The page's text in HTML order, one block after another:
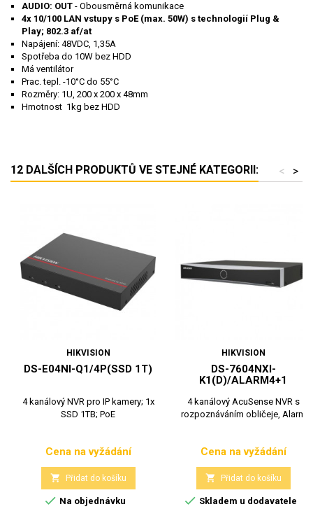
AUDIO: OUT - Obousměrná komunikace
4x 10/100 LAN vstupy s PoE (max. 50W) s technologií Plug &
Play; 802.3 af/at
Napájení: 48VDC, 1,35A
Spotřeba do 10W bez HDD
Má ventilátor
Prac. tepl. -10°C do 55°C
Rozměry: 1U, 200 x 200 x 48mm
Hmotnost 1kg bez HDD
12 DALŠÍCH PRODUKTŮ VE STEJNÉ KATEGORII: >
<
HIKVISION
DS-E04NI-Q1/4P(SSD 1T)
4 kanálový NVR pro IP kamery; 1x
SSD 1TB; PoE
Cena
Cena na vyžádání
 Přidat do košíku
 Na objednávku
HIKVISION
DS-7604NXI-
K1(D)/ALARM4+1
4 kanálový AcuSense NVR s
rozpoznáváním obličeje, Alarm
Cena
Cena na vyžádání
 Přidat do košíku
 Skladem u dodavatele